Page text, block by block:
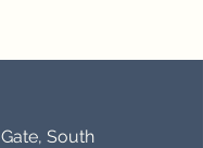
South